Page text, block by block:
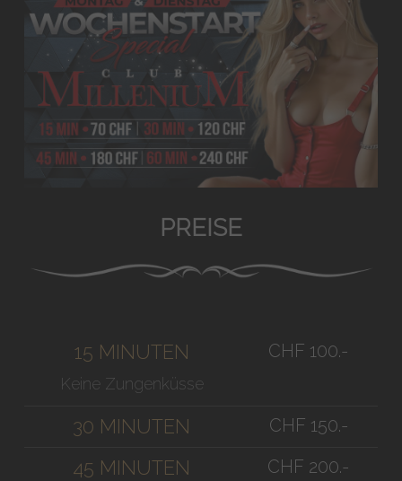
PREISE
15 MINUTEN
Keine Zungenküsse
CHF 100.-
30 MINUTEN CHF 150.-
45 MINUTEN CHF 200.-